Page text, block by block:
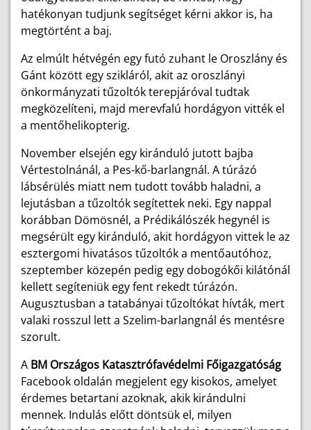
hatékonyan tudjunk segítséget kérni akkor is, ha
megtörtént a baj.
Az elmúlt hétvégén egy futó zuhant le Oroszlány és
Gánt között egy szikláról, akit az oroszlányi
önkormányzati tűzoltók terepjáróval tudtak
megközelíteni, majd merevfalú hordágyon vitték el
a mentőhelikopterig.
November elsején egy kiránduló jutott bajba
Vértestolnánál, a Pes-kő-barlangnál. A túrázó
lábsérülés miatt nem tudott tovább haladni, a
lejutásban a tűzoltók segítettek neki. Egy nappal
korábban Dömösnél, a Prédikálószék hegynél is
megsérült egy kiránduló, akit hordágyon vittek le az
esztergomi hivatásos tűzoltók a mentőautóhoz,
szeptember közepén pedig egy dobogókői kilátónál
kellett segíteniük egy fent rekedt túrázón.
Augusztusban a tatabányai tűzoltókat hívták, mert
valaki rosszul lett a Szelim-barlangnál és mentésre
szorult.
A BM Országos Katasztrófavédelmi Főigazgatóság
Facebook oldalán megjelent egy kisokos, amelyet
érdemes betartani azoknak, akik kirándulni
mennek. Indulás előtt döntsük el, milyen